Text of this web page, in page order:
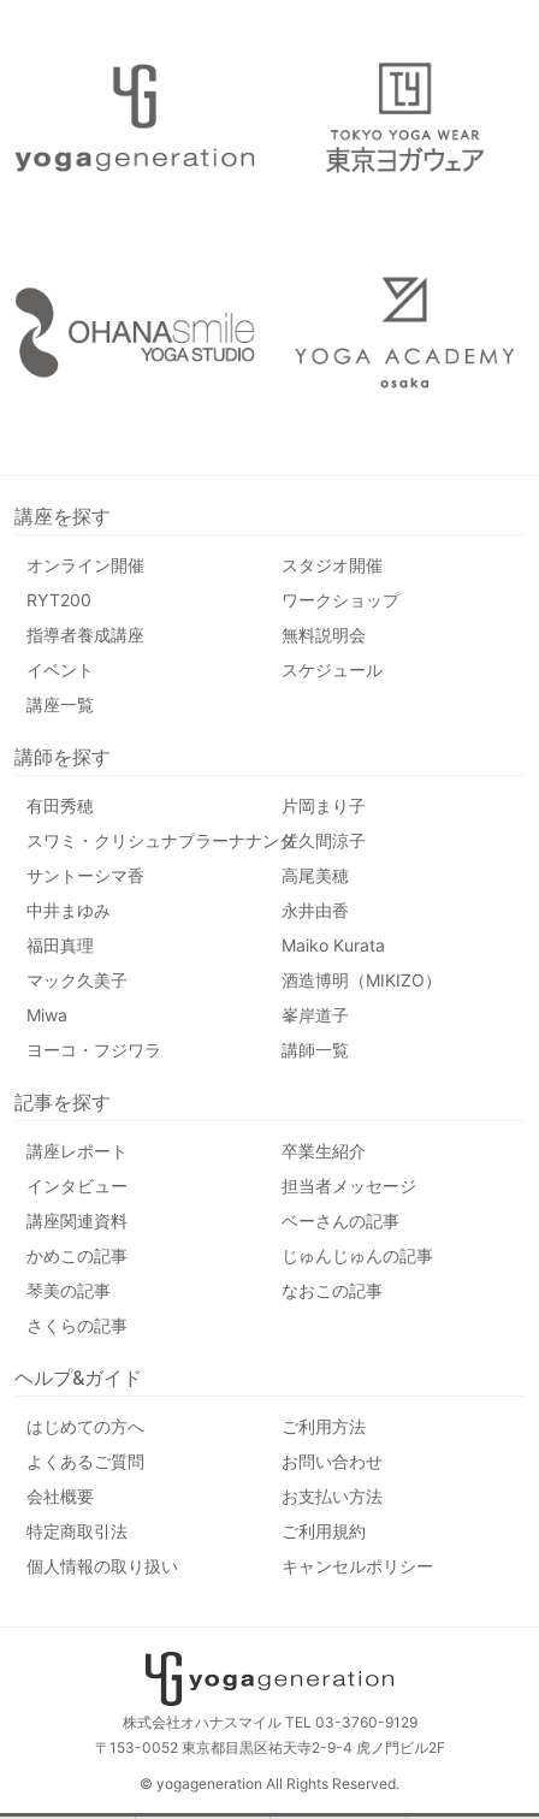
講座を探す
オンライン開催
スタジオ開催
RYT200
ワークショップ
指導者養成講座
無料説明会
イベント
スケジュール
講座一覧
講師を探す
有田秀穂
片岡まり子
スワミ・クリシュナプラーナナンダ佐久間涼子
サントーシマ香
高尾美穂
中井まゆみ
永井由香
福田真理
Maiko Kurata
マック久美子
酒造博明（MIKIZO）
Miwa
峯岸道子
ヨーコ・フジワラ
講師一覧
記事を探す
講座レポート
卒業生紹介
インタビュー
担当者メッセージ
講座関連資料
ベーさんの記事
かめこの記事
じゅんじゅんの記事
琴美の記事
なおこの記事
さくらの記事
ヘルプ&ガイド
はじめての方へ
ご利用方法
よくあるご質問
お問い合わせ
会社概要
お支払い方法
特定商取引法
ご利用規約
個人情報の取り扱い
キャンセルポリシー
株式会社オハナスマイル TEL 03-3760-9129
〒153-0052 東京都目黒区祐天寺2-9-4 虎ノ門ビル2F
© yogageneration All Rights Reserved.